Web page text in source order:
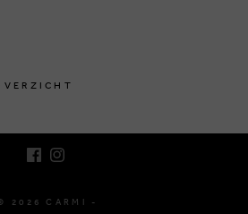
2026 CARMI -